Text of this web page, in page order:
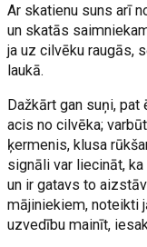
Ar skatienu suns arī
un skatās
ja uz cilvēku raugās,
laukā.
Dažkārt gan suņi,
acis no cilvēka;
ķermenis, klusa
signāli var liecināt,
un ir gatavs to
mājiniekiem, noteikti
uzvedību mainīt,